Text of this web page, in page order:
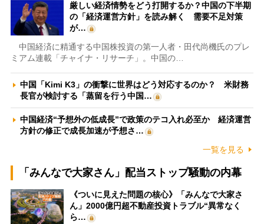
厳しい経済情勢をどう打開するか？中国の下半期
の「経済運営方針」を読み解く 需要不足対策
が…
中国経済に精通する中国株投資の第一人者・田代尚機氏のプレ
ミアム連載「チャイナ・リサーチ」。中国の…
中国「Kimi K3」の衝撃に世界はどう対応するのか？ 米財務
長官が検討する「蒸留を行う中国…
中国経済“予想外の低成長”で政策のテコ入れ必至か 経済運営
方針の修正で成長加速が予想さ…
一覧を見る
「みんなで大家さん」配当ストップ騒動の内幕
《ついに見えた問題の核心》「みんなで大家さ
ん」2000億円超不動産投資トラブル“異常なく
ら…